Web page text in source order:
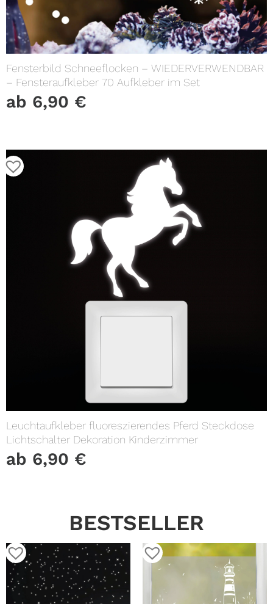
Fensterbild Schneeflocken – WIEDERVERWENDBAR
– Fensteraufkleber 70 Aufkleber im Set
ab 6,90 €
Leuchtaufkleber fluoreszierendes Pferd Steckdose
Lichtschalter Dekoration Kinderzimmer
ab 6,90 €
BESTSELLER